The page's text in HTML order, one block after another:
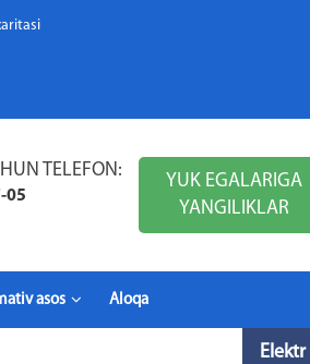
YUK EGALARIGA
YANGILIKLAR
TELEFON:
05
asos Aloqa